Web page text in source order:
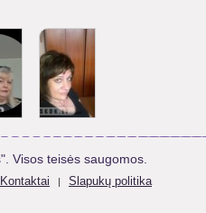
Visos teisės saugomos.
Kontaktai | Slapukų politika